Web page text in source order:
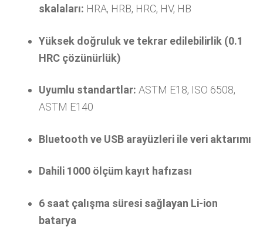
skalaları: HRA, HRB, HRC, HV, HB
Yüksek doğruluk ve tekrar edilebilirlik (0.1
HRC çözünürlük)
Uyumlu standartlar: ASTM E18, ISO 6508,
ASTM E140
Bluetooth ve USB arayüzleri ile veri aktarımı
Dahili 1000 ölçüm kayıt hafızası
6 saat çalışma süresi sağlayan Li-ion
batarya